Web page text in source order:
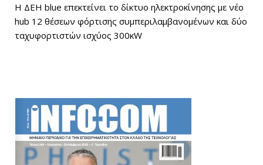
Η ΔΕΗ blue επεκτείνει το δίκτυο ηλεκτροκίνησης με νέο
hub 12 θέσεων φόρτισης συμπεριλαμβανομένων και δύο
ταχυφορτιστών ισχύος 300κW